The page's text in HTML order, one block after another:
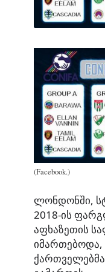
(Facebook.)
ლონდონში,
2018-ის
აფხაზეთის
იმართებოდა,